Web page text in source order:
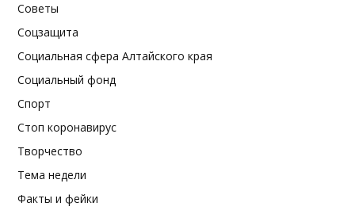
Советы
Соцзащита
Социальная сфера Алтайского края
Социальный фонд
Спорт
Стоп коронавирус
Творчество
Тема недели
Факты и фейки